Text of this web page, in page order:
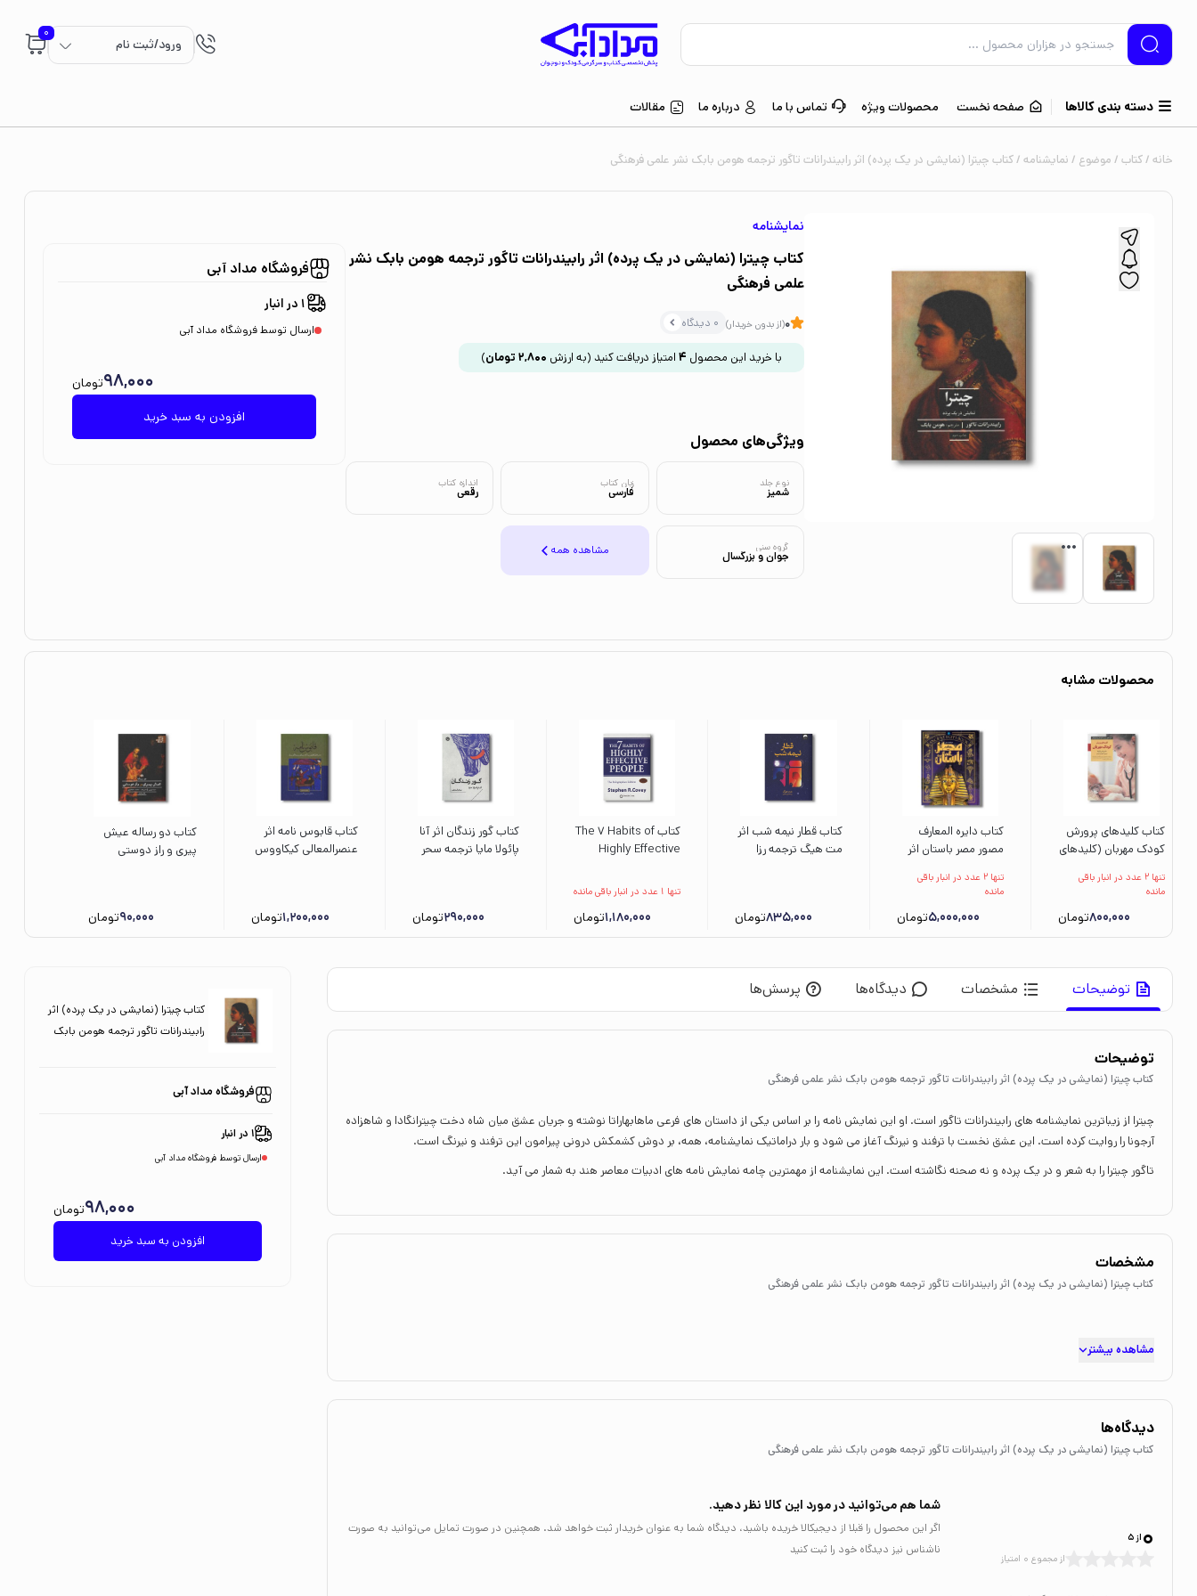
ورود/ثبت نام
0
دسته بندی کالاها صفحه نخست محصولات ویژه تماس با ما درباره ما مقالات
خانه/کتاب/ موضوع / نمایشنامه/ کتاب چیترا (نمایشی در یک پرده) اثر رابیندرانات تاگور ترجمه هومن بابک نشر علمی فرهنگی
نمایشنامه
کتاب چیترا (نمایشی در یک پرده) اثر رابیندرانات تاگور ترجمه هومن بابک نشر
علمی فرهنگی
0(از بدون خریدار) 0 دیدگاه
با خرید این محصول 4 امتیاز دریافت کنید (به ارزش 2,800 تومان)
ویژگی‌های محصول
نوع جلد
شمیز
زبان کتاب
فارسی
اندازه کتاب
رقعی
گروه سنی
جوان و بزرگسال مشاهده همه
فروشگاه مداد آبی
1 در انبار
ارسال توسط فروشگاه مداد آبی
افزودن به سبد خرید
98,000تومان
محصولات مشابه
کتاب کلیدهای پرورش
کودک مهربان (کلیدهای
نوجوانان) اثر توماس
یاراحمدی نشر صابرین
تنها 2 عدد در انبار باقی
مانده
800,000تومان
کتاب دایره المعارف
مصور مصر باستان اثر
الهام شوشتری زاده نشر
تنها 2 عدد در انبار باقی
مانده
5,000,000تومان
کتاب قطار نیمه شب اثر
مت هیگ ترجمه رزا
835,000تومان
کتاب The 7 Habits of
Highly Effective
R.Covey نشر مات
تنها 1 عدد در انبار باقی مانده
1,180,000تومان
کتاب گور زندگان اثر آنا
پائولا مایا ترجمه سحر
290,000تومان
کتاب قابوس نامه اثر
عنصرالمعالی کیکاووس
1,200,000تومان
کتاب دو رساله عیش
پیری و راز دوستی
90,000تومان
توضیحات مشخصات دیدگاه‌ها پرسش‌ها
توضیحات
کتاب چیترا (نمایشی در یک پرده) اثر رابیندرانات تاگور ترجمه هومن بابک نشر علمی فرهنگی
چیترا از زیباترین نمایشنامه های رابیندرانات تاگور است. او این نمایش نامه را بر اساس یکی از داستان های فرعی ماهابهاراتا نوشته و جریان عشق میان شاه دخت چیترانگادا و شاهزاده
آرجونا را روایت کرده است. این عشق نخست با ترفند و نیرنگ آغاز می شود و بار دراماتیک نمایشنامه، همه، بر دوش کشمکش درونی پیرامون این ترفند و نیرنگ است.
تاگور چیترا را به شعر و در یک پرده و نه صحنه نگاشته است. این نمایشنامه از مهمترین چامه نمایش نامه های ادبیات معاصر هند به شمار می آید.
مشخصات
کتاب چیترا (نمایشی در یک پرده) اثر رابیندرانات تاگور ترجمه هومن بابک نشر علمی فرهنگی
مشاهده بیشتر
دیدگاه‌ها
کتاب چیترا (نمایشی در یک پرده) اثر رابیندرانات تاگور ترجمه هومن بابک نشر علمی فرهنگی
0 از 5
از مجموع 0 امتیاز
شما هم می‌توانید در مورد این کالا نظر دهید.
اگر این محصول را قبلا از دیجیکالا خریده باشید، دیدگاه شما به عنوان خریدار ثبت خواهد شد. همچنین در صورت تمایل می‌توانید به صورت
ناشناس نیز دیدگاه خود را ثبت کنید
کتاب چیترا (نمایشی در یک پرده) اثر
رابیندرانات تاگور ترجمه هومن بابک
فروشگاه مداد آبی
1 در انبار
ارسال توسط فروشگاه مداد آبی
افزودن به سبد خرید
98,000تومان